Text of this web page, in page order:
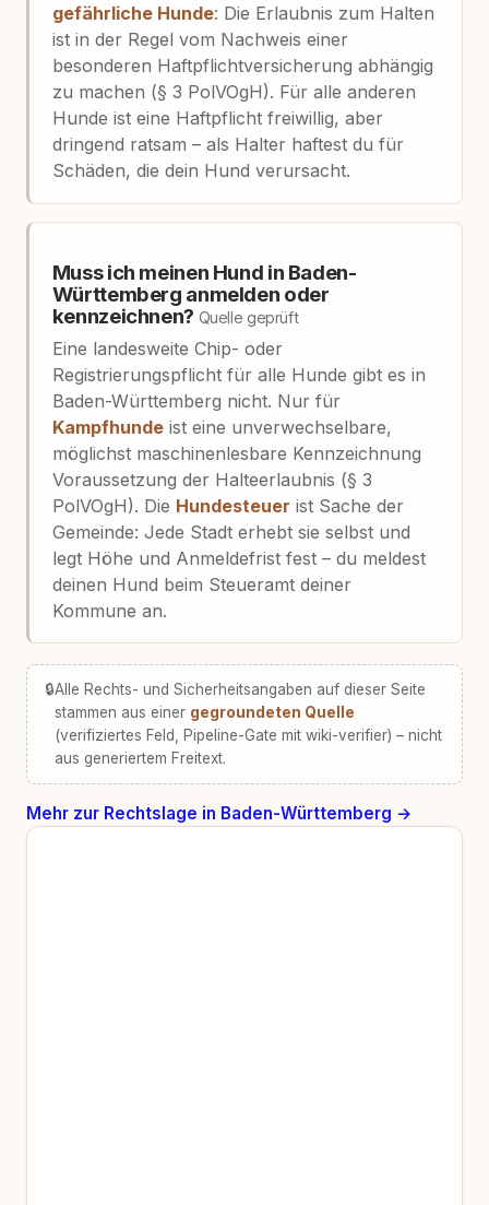
gefährliche Hunde: Die Erlaubnis zum Halten
ist in der Regel vom Nachweis einer
besonderen Haftpflichtversicherung abhängig
zu machen (§ 3 PolVOgH). Für alle anderen
Hunde ist eine Haftpflicht freiwillig, aber
dringend ratsam – als Halter haftest du für
Schäden, die dein Hund verursacht.
Muss ich meinen Hund in Baden-
Württemberg anmelden oder
kennzeichnen? Quelle geprüft
Eine landesweite Chip- oder
Registrierungspflicht für alle Hunde gibt es in
Baden-Württemberg nicht. Nur für
Kampfhundeist eine unverwechselbare,
möglichst maschinenlesbare Kennzeichnung
Voraussetzung der Halteerlaubnis (§ 3
PolVOgH). Die Hundesteuer ist Sache der
Gemeinde: Jede Stadt erhebt sie selbst und
legt Höhe und Anmeldefrist fest – du meldest
deinen Hund beim Steueramt deiner
Kommune an.
🔒Alle Rechts- und Sicherheitsangaben auf dieser Seite
stammen aus einer gegroundeten Quelle
(verifiziertes Feld, Pipeline-Gate mit wiki-verifier) – nicht
aus generiertem Freitext.
Mehr zur Rechtslage in Baden-Württemberg →